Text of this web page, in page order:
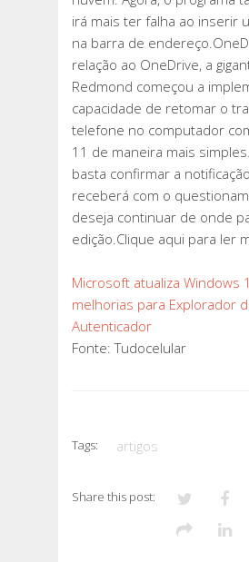
irá mais ter falha ao inserir
na barra de
relação ao OneDrive, a
Redmond começou a
capacidade de retomar o
telefone no computador
11 de maneira mais
basta confirmar a
receberá com o
deseja continuar de onde
edição.Clique aqui para ler
Microsoft atualiza Windows
melhorias para Explorador
Autenticador
Fonte: Tudocelular
Tags: artigos
Share this post: